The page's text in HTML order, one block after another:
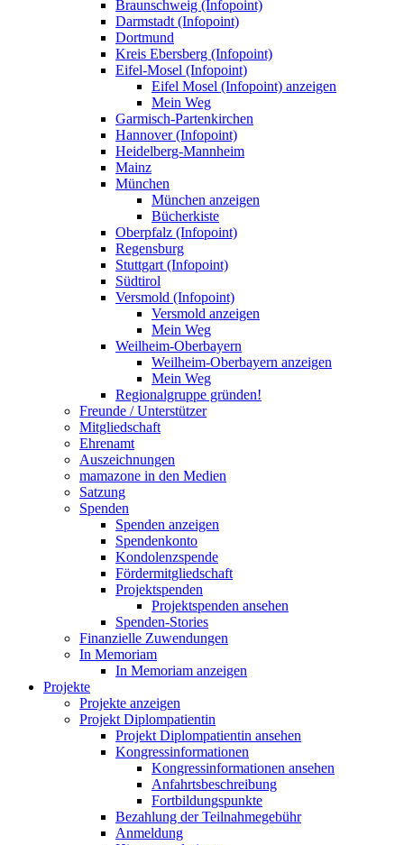
Braunschweig (Infopoint)
Darmstadt (Infopoint)
Dortmund
Kreis Ebersberg (Infopoint)
Eifel-Mosel (Infopoint)
Eifel Mosel (Infopoint) anzeigen
Mein Weg
Garmisch-Partenkirchen
Hannover (Infopoint)
Heidelberg-Mannheim
Mainz
München
München anzeigen
Bücherkiste
Oberpfalz (Infopoint)
Regensburg
Stuttgart (Infopoint)
Südtirol
Versmold (Infopoint)
Versmold anzeigen
Mein Weg
Weilheim-Oberbayern
Weilheim-Oberbayern anzeigen
Mein Weg
Regionalgruppe gründen!
Freunde / Unterstützer
Mitgliedschaft
Ehrenamt
Auszeichnungen
mamazone in den Medien
Satzung
Spenden
Spenden anzeigen
Spendenkonto
Kondolenzspende
Fördermitgliedschaft
Projektspenden
Projektspenden ansehen
Spenden-Stories
Finanzielle Zuwendungen
In Memoriam
In Memoriam anzeigen
Projekte
Projekte anzeigen
Projekt Diplompatientin
Projekt Diplompatientin ansehen
Kongressinformationen
Kongressinformationen ansehen
Anfahrtsbeschreibung
Fortbildungspunkte
Bezahlung der Teilnahmegebühr
Anmeldung